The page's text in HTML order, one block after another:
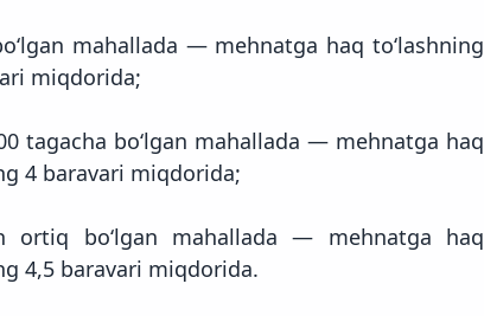
mahallada — mehnatga haq to‘lashning
miqdorida;
tagacha bo‘lgan mahallada — mehnatga haq
4 baravari miqdorida;
ortiq bo‘lgan mahallada — mehnatga haq
4,5 baravari miqdorida.